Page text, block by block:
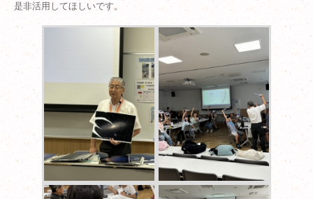
是非活用してほしいです。